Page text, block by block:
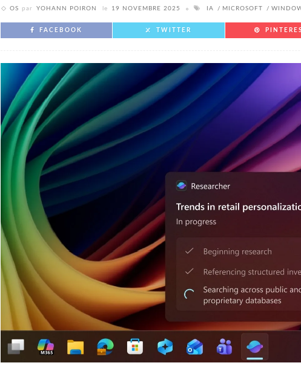
OS par YOHANN POIRON le 19 NOVEMBRE 2025 IA MICROSOFT
FACEBOOK TWITTER